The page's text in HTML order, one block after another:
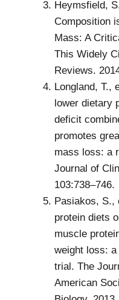
Heymsfield,
Composition
Mass: A
This Widely
Reviews.
Longland, T.,
lower dietary
deficit
promotes
mass loss: a
Journal of
103:738–746.
Pasiakos, S.,
protein diets
muscle
weight loss:
trial. The
American